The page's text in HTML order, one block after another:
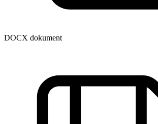
DOCX dokument